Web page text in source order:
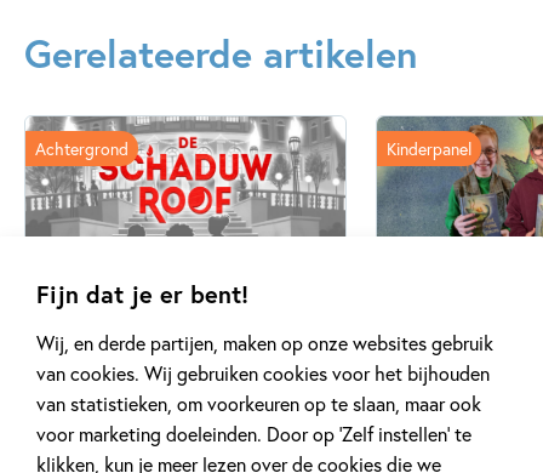
Fijn dat je er bent!
Wij, en derde partijen, maken op onze websites gebruik
van cookies. Wij gebruiken cookies voor het bijhouden
van statistieken, om voorkeuren op te slaan, maar ook
voor marketing doeleinden. Door op ‘Zelf instellen’ te
klikken, kun je meer lezen over de cookies die we
Gerelateerde artikelen
20 APRIL 2026
puzzel!
Achtergrond
Lees meer
regent ganzen’
Kinderpanel
Lees meer